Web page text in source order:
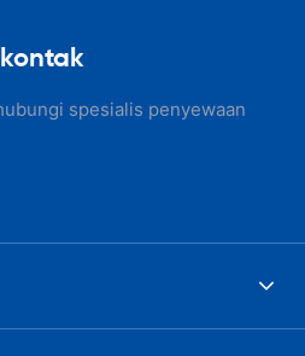
spesialis penyewaan